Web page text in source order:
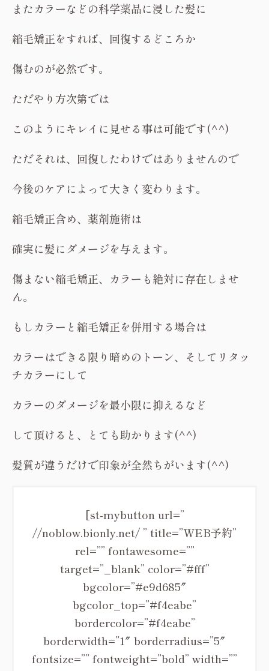
またカラーなどの科学薬品に浸した髪に
縮毛矯正をすれば、回復するどころか
傷むのが必然です。
ただやり方次第では
このようにキレイに見せる事は可能です(^^)
ただそれは、回復したわけではありませんので
今後のケアによって大きく変わります。
縮毛矯正含め、薬剤施術は
確実に髪にダメージを与えます。
傷まない縮毛矯正、カラーも絶対に存在しませ
ん。
もしカラーと縮毛矯正を併用する場合は
カラーはできる限り暗めのトーン、そしてリタッ
チカラーにして
カラーのダメージを最小限に抑えるなど
して頂けると、とても助かります(^^)
髪質が違うだけで印象が全然ちがいます(^^)
[st-mybutton url=”
//noblow.bionly.net/ ” title=”WEB予約”
rel=”” fontawesome=””
target=”_blank” color=”#fff”
bgcolor=”#e9d685″
bgcolor_top=”#f4eabe”
bordercolor=”#f4eabe”
borderwidth=”1″ borderradius=”5″
fontsize=”” fontweight=”bold” width=””